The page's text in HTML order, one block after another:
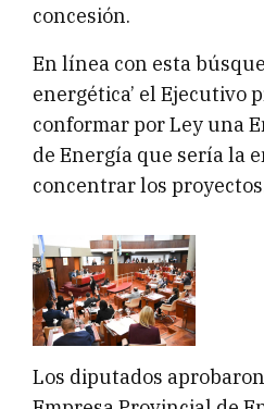
concesión.
En línea con esta
energética’ el Ejecutivo
conformar por Ley una
de Energía que sería la
concentrar los
Los diputados